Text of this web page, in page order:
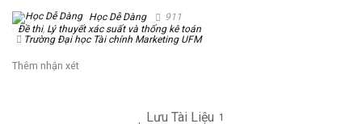
Học Dễ Dàng
911
Đề thi, Lý thuyết xác suất và thống kê toán
Trường Đại học Tài chính Marketing UFM
Thêm nhận xét
Lưu Tài Liệu 1